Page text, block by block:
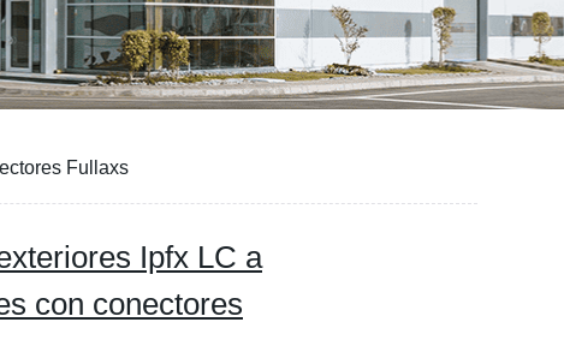
Fullaxs
Ipfx LC a
con conectores